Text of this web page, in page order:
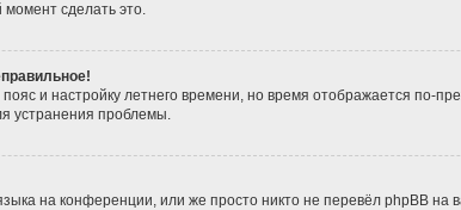
момент сделать это.
и настройку летнего времени, но время отображается по-
устранения проблемы.
на конференции, или же просто никто не перевёл phpBB на